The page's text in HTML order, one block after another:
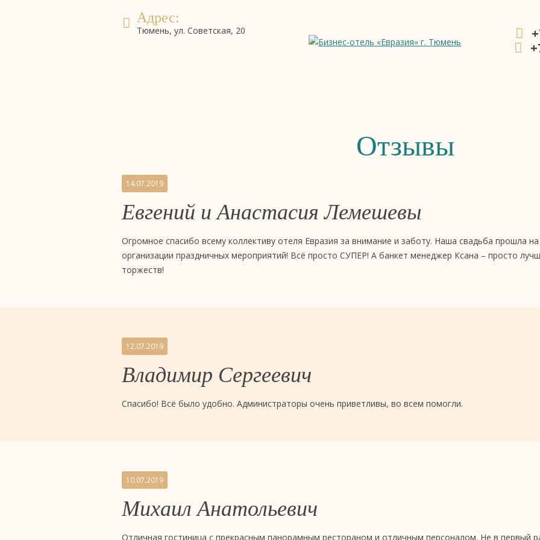
Адрес:
Тюмень, ул. Советская, 20
Отзывы
Отзывы
на
бизнес-
отель
звезды
«Евразия»,
Тюмень
14.07.2019
Евгений и Анастасия Лемешевы
Огромное спасибо всему коллективу отеля Евразия за внимание и заботу. Наша свадьба прошла
организации праздничных мероприятий! Всё просто СУПЕР! А банкет менеджер Ксана – просто
торжеств!
12.07.2019
Владимир Сергеевич
Спасибо! Всё было удобно. Администраторы очень приветливы, во всем помогли.
10.07.2019
Михаил Анатольевич
Отличная гостиница с прекрасным панорамным рестораном и отличным персоналом. Не в первый